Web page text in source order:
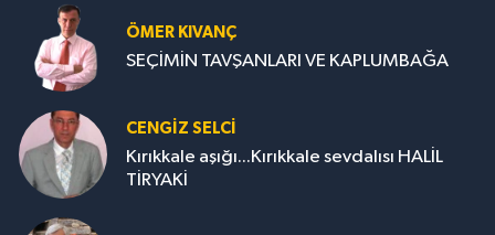
ÖMER KIVANÇ
SEÇİMİN TAVŞANLARI VE KAPLUMBAĞA
CENGİZ SELCİ
Kırıkkale aşığı...Kırıkkale sevdalısı HALİL
TİRYAKİ